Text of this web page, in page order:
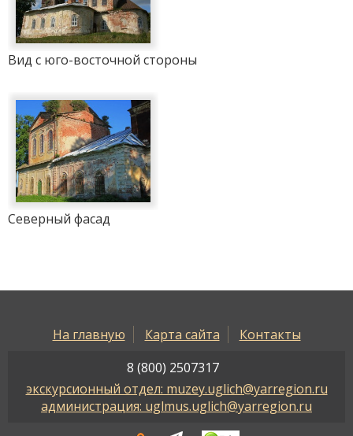
Вид с юго-восточной стороны
Северный фасад
На главную Карта сайта
Контакты
8 (800) 2507317
экскурсионный отдел: muzey.uglich@yarregion.ru
администрация: uglmus.uglich@yarregion.ru